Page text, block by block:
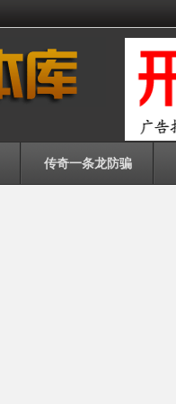
传奇一条龙防骗